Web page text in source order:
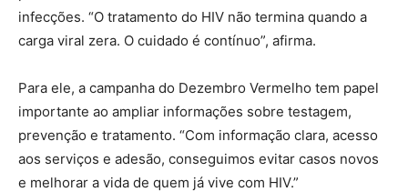
infecções. “O tratamento do HIV não termina quando a
carga viral zera. O cuidado é contínuo”, afirma.
Para ele, a campanha do Dezembro Vermelho tem papel
importante ao ampliar informações sobre testagem,
prevenção e tratamento. “Com informação clara, acesso
aos serviços e adesão, conseguimos evitar casos novos
e melhorar a vida de quem já vive com HIV.”